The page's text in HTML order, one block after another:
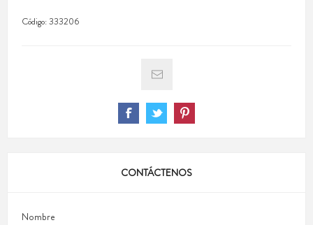
Código:333206
CONTÁCTENOS
Nombre